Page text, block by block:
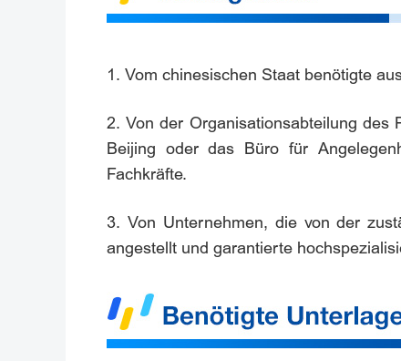
1. Vom chinesischen Staat benötigte
2. Von der Organisationsabteilung des
Beijing oder das Büro für
Fachkräfte.
3. Von Unternehmen, die von der
angestellt und garantierte